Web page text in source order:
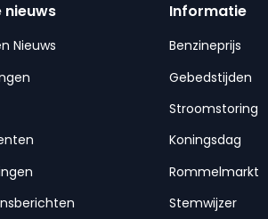
nieuws
Nieuws
Informatie
Benzineprijs
Gebedstijden
Stroomstoring
Koningsdag
Rommelmarkt
Stemwijzer